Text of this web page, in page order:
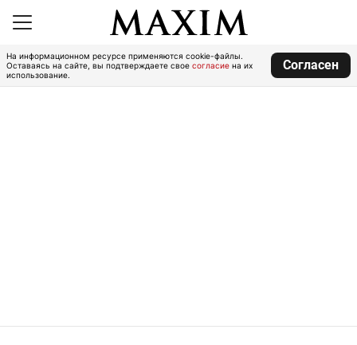
На информационном ресурсе применяются cookie-файлы.
Оставаясь на сайте, вы подтверждаете свое согласие на их
использование.
Согласен